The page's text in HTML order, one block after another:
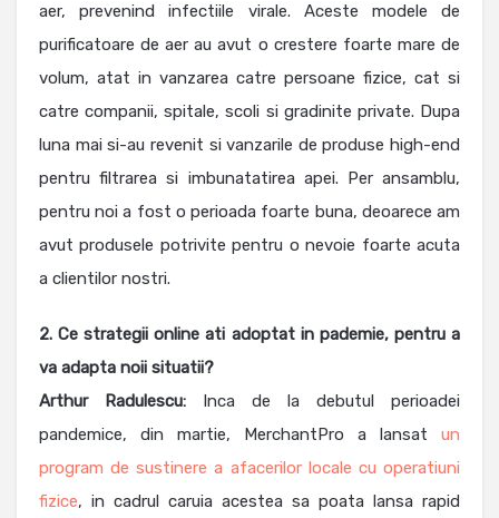
aer, prevenind infectiile virale. Aceste modele de
purificatoare de aer au avut o crestere foarte mare de
volum, atat in vanzarea catre persoane fizice, cat si
catre companii, spitale, scoli si gradinite private. Dupa
luna mai si-au revenit si vanzarile de produse high-end
pentru filtrarea si imbunatatirea apei. Per ansamblu,
pentru noi a fost o perioada foarte buna, deoarece am
avut produsele potrivite pentru o nevoie foarte acuta
a clientilor nostri.
2. Ce strategii online ati adoptat in pademie, pentru a
va adapta noii situatii?
Arthur Radulescu: Inca de la debutul perioadei
pandemice, din martie, MerchantPro a lansat un
program de sustinere a afacerilor locale cu operatiuni
fizice, in cadrul caruia acestea sa poata lansa rapid